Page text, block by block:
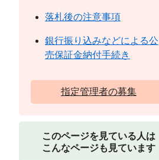
落札後の注意事項
銀行振り込みなどによる公
売保証金納付手続き
指定管理者の募集
このページを見ている人は
こんなページも見ています